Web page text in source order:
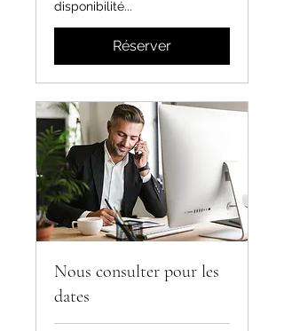
disponibilité...
Réserver
Nous consulter pour les
dates